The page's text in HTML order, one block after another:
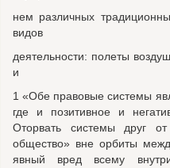
нем различных
видов
деятельности: полеты
и
1 «Обе правовые системы
где и позитивное и
Оторвать системы друг
общество» вне орбиты
явный вред всему